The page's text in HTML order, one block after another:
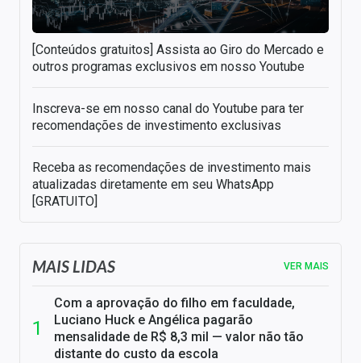
[Conteúdos gratuitos] Assista ao Giro do Mercado e
outros programas exclusivos em nosso Youtube
Inscreva-se em nosso canal do Youtube para ter
recomendações de investimento exclusivas
Receba as recomendações de investimento mais
atualizadas diretamente em seu WhatsApp
[GRATUITO]
MAIS LIDAS VER MAIS
Com a aprovação do filho em faculdade,
Luciano Huck e Angélica pagarão
mensalidade de R$ 8,3 mil — valor não tão
distante do custo da escola